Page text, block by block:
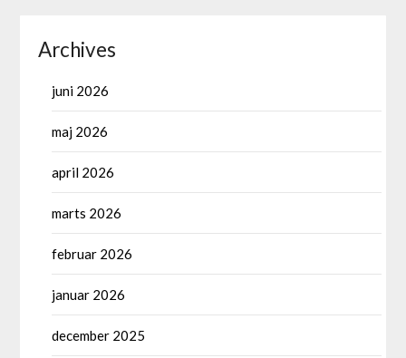
Archives
juni 2026
maj 2026
april 2026
marts 2026
februar 2026
januar 2026
december 2025